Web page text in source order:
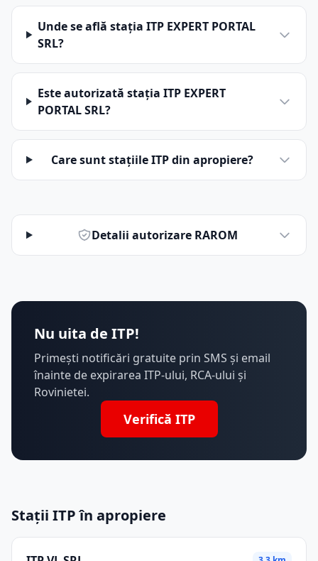
Unde se află stația ITP EXPERT PORTAL
SRL?
Este autorizată stația ITP EXPERT
PORTAL SRL?
Care sunt stațiile ITP din apropiere?
Detalii autorizare RAROM
Nu uita de ITP!
Primești notificări gratuite prin SMS și email
înainte de expirarea ITP-ului, RCA-ului și
Rovinietei.
Verifică ITP
Stații ITP în apropiere